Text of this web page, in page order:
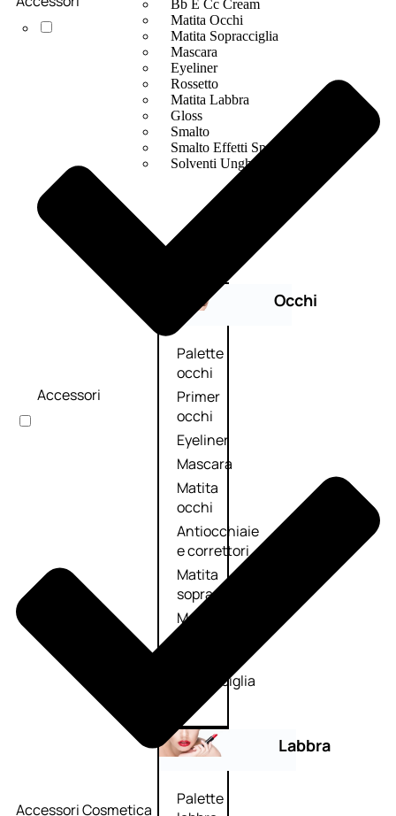
Bb E Cc Cream
Matita Occhi
Matita Sopracciglia
Mascara
Eyeliner
Rossetto
Matita Labbra
Gloss
Smalto
Smalto Effetti Speciali
Solventi Unghie
Occhi
Palette
occhi
Primer
occhi
Eyeliner
Mascara
Matita
occhi
Antiocchiaie
e correttori
Matita
sopracciglia
Mascara
sopracciglia
Labbra
Palette
Accessori
Accessori Cosmetica